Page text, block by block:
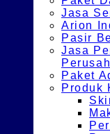
Jasa
Arion
Pasir
Jasa
Paket
Produk